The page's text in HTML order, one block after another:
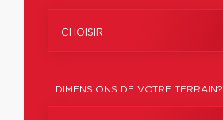
CHOISIR
DIMENSIONS DE VOTRE TERRAIN?